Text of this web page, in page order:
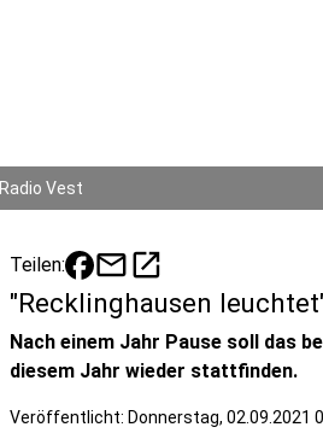
Radio Vest
Teilen: mailopen_in_new
"Recklinghausen
Nach einem Jahr Pause soll das
diesem Jahr wieder stattfinden.
Veröffentlicht: Donnerstag, 02.09.2021